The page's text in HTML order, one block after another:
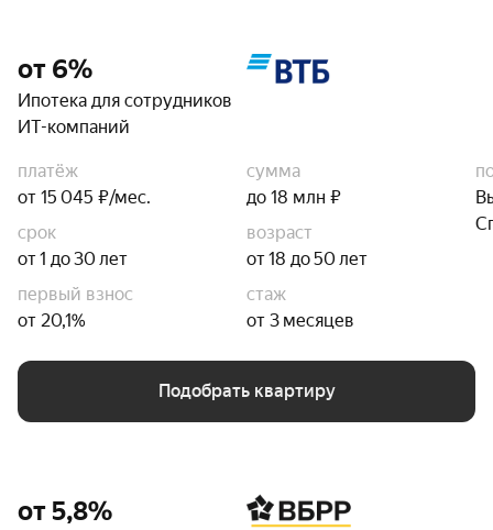
от 6%
Ипотека для сотрудников
ИТ-компаний
платёж
от 15 045 ₽/мес.
сумма
до 18 млн ₽
срок
от 1 до 30 лет
возраст
от 18 до 50 лет
первый взнос
от 20,1%
стаж
от 3 месяцев
Подобрать квартиру
от 5,8%